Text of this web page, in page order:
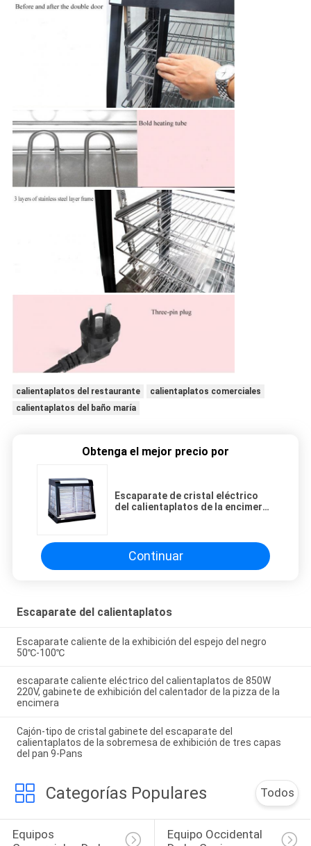
calientaplatos del restaurante
calientaplatos comerciales
calientaplatos del baño maría
Obtenga el mejor precio por
Escaparate de cristal eléctrico
del calientaplatos de la encimera
calefacción
Continuar
Escaparate del calientaplatos
Escaparate caliente de la exhibición del espejo del negro
50℃-100℃
escaparate caliente eléctrico del calientaplatos de 850W
220V, gabinete de exhibición del calentador de la pizza de la
encimera
Cajón-tipo de cristal gabinete del escaparate del
calientaplatos de la sobremesa de exhibición de tres capas
del pan 9-Pans
Categorías Populares Todos
Equipos
Equipo Occidental